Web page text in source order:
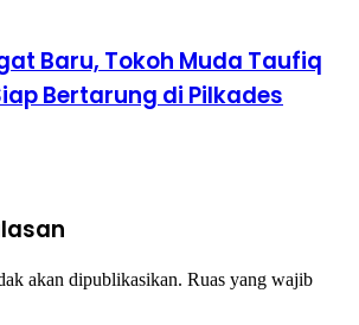
Baru, Tokoh Muda Taufiq
Bertarung di Pilkades
akan dipublikasikan. Ruas yang wajib